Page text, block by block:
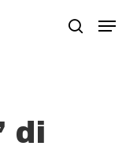
search
Menu
di